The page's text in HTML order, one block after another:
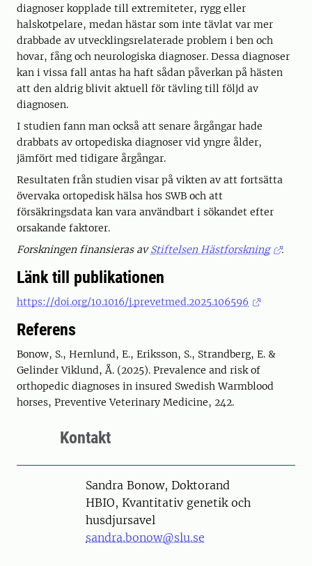
diagnoser kopplade till extremiteter, rygg eller
halskotpelare, medan hästar som inte tävlat var mer
drabbade av utvecklingsrelaterade problem i ben och
hovar, fång och neurologiska diagnoser. Dessa diagnoser
kan i vissa fall antas ha haft sådan påverkan på hästen
att den aldrig blivit aktuell för tävling till följd av
diagnosen.
I studien fann man också att senare årgångar hade
drabbats av ortopediska diagnoser vid yngre ålder,
jämfört med tidigare årgångar.
Resultaten från studien visar på vikten av att fortsätta
övervaka ortopedisk hälsa hos SWB och att
försäkringsdata kan vara användbart i sökandet efter
orsakande faktorer.
Forskningen finansieras avStiftelsen Hästforskning .
Länk till publikationen
https://doi.org/10.1016/j.prevetmed.2025.106596
Referens
Bonow, S., Hernlund, E., Eriksson, S., Strandberg, E. &
Gelinder Viklund, Å. (2025). Prevalence and risk of
orthopedic diagnoses in insured Swedish Warmblood
horses, Preventive Veterinary Medicine, 242.
Kontakt
PersonSandra Bonow, Doktorand
HBIO, Kvantitativ genetik och
husdjursavel
sandra.bonow@slu.se